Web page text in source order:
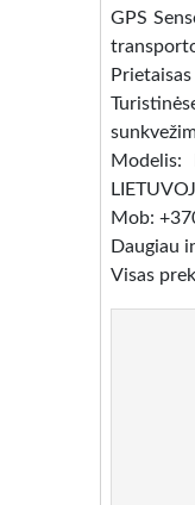
GPS
Modelis:
Mob:
Daugiau
Visas